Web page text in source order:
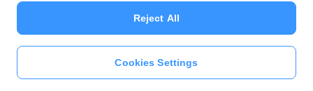
Cookies Settings
Reject All